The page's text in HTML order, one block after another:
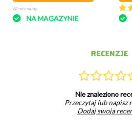
Nieoceniony
NA MAGAZYNIE
RECENZJE
Nie znaleziono
Przeczytaj lub napisz
Dodaj swoją